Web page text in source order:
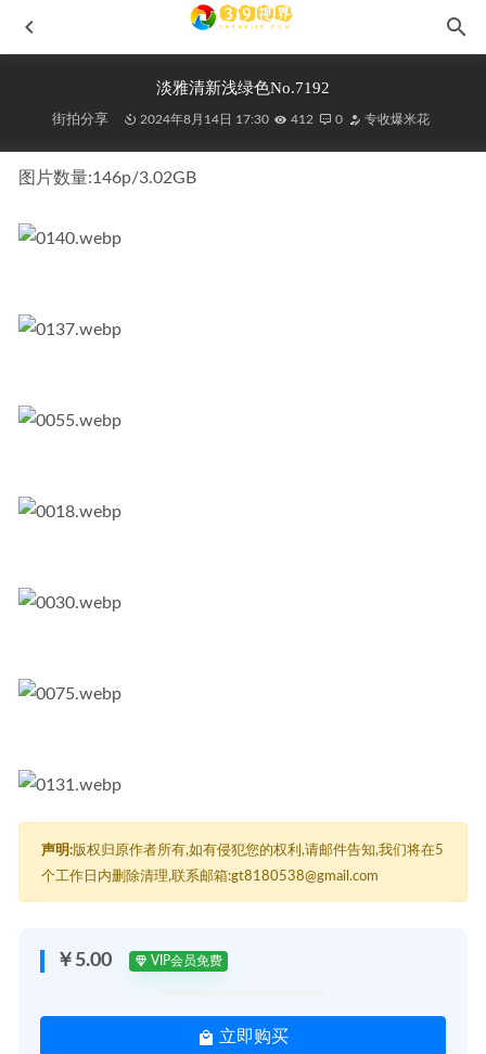
淡雅清新浅绿色No.7192
街拍分享 2024年8月14日 17:30 412 0 专收爆米花
图片数量:146p/3.02GB
声明:版权归原作者所有,如有侵犯您的权利,请邮件告知,我们将在5
个工作日内删除清理,联系邮箱:gt8180538@gmail.com
￥5.00 VIP会员免费
立即购买
橙子摄影-冰冷岩红(中)J10279